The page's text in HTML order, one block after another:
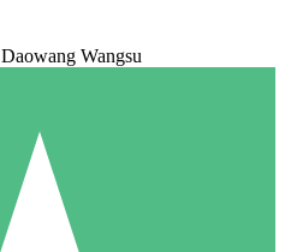
Daowang Wangsu